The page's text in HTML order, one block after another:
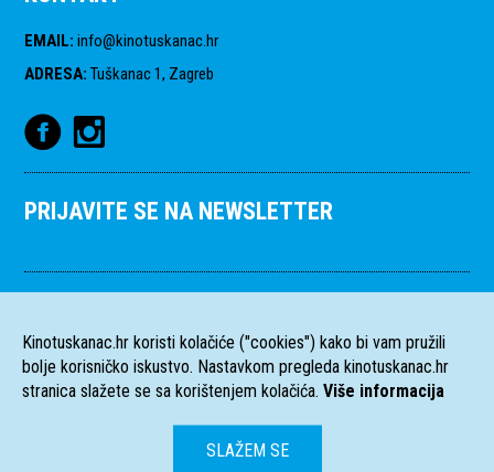
EMAIL: info@kinotuskanac.hr
ADRESA: Tuškanac 1, Zagreb
PRIJAVITE SE NA NEWSLETTER
Kinotuskanac.hr koristi kolačiće ("cookies") kako bi vam pružili
bolje korisničko iskustvo. Nastavkom pregleda kinotuskanac.hr
stranica slažete se sa korištenjem kolačića. Više informacija
SLAŽEM SE